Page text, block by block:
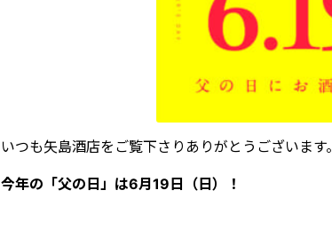
いつも矢島酒店をご覧下さりありがとうございます。
今年の「父の日」は6月19日（日）！